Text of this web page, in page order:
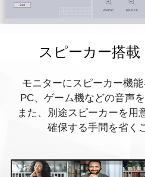
スピーカー搭載
モニターにスピーカー機
PC、ゲーム機などの音声
また、別途スピーカーを用
確保する手間を省く